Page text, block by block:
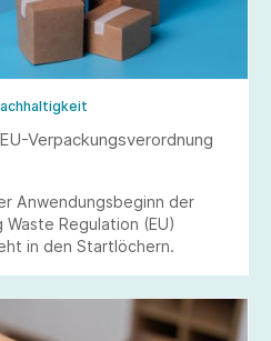
Verpackungsverordnung
Anwendungsbeginn der
Regulation (EU)
in den Startlöchern.